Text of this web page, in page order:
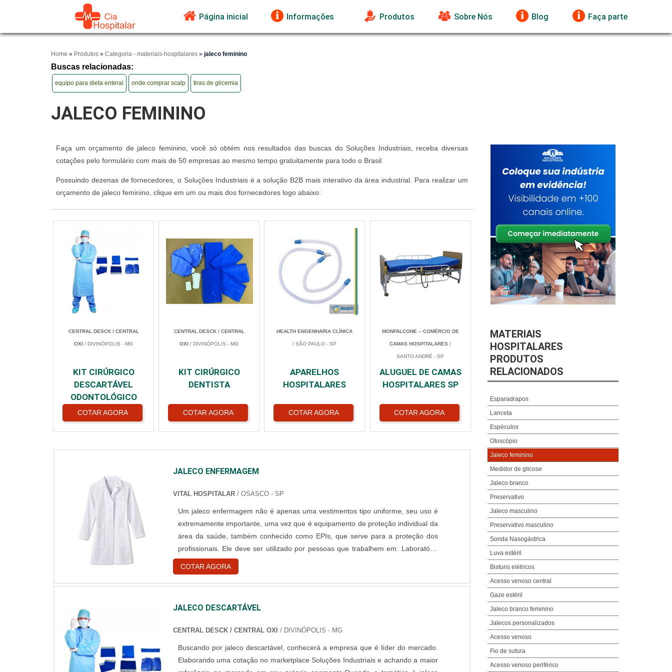
Página inicial Informações Produtos Sobre Nós Blog Faça parte
Home » Produtos » Categoria - materiais-hospitalares » jaleco feminino
Buscas relacionadas:
equipo para dieta enteral onde comprar scalp tiras de glicemia
JALECO FEMININO
Faça um orçamento de jaleco feminino, você só obtém nos resultados das buscas do Soluções Industriais, receba diversas
cotações pelo formulário com mais de 50 empresas ao mesmo tempo gratuitamente para todo o Brasil
Possuindo dezenas de fornecedores, o Soluções Industriais é a solução B2B mais interativo da área industrial. Para realizar um
orçamento de jaleco feminino, clique em um ou mais dos fornecedores logo abaixo:
CENTRAL DESCK / CENTRAL
OXI / DIVINÓPOLIS - MG
KIT CIRÚRGICO
DESCARTÁVEL
ODONTOLÓGICO
COTAR AGORA
CENTRAL DESCK / CENTRAL
OXI/ DIVINÓPOLIS - MG
KIT CIRÚRGICO
DENTISTA
COTAR AGORA
HEALTH ENGENHARIA CLÍNICA
/ SÃO PAULO - SP
APARELHOS
HOSPITALARES
COTAR AGORA
MONFALCONE – COMÉRCIO DE
CAMAS HOSPITALARES /
SANTO ANDRÉ - SP
ALUGUEL DE CAMAS
HOSPITALARES SP
COTAR AGORA
JALECO ENFERMAGEM
VITAL HOSPITALAR / OSASCO - SP
Um jaleco enfermagem não é apenas uma vestimentos tipo uniforme, seu uso é
extremamente importante, uma vez que é equipamento de proteção individual da
área da saúde, também conhecido como EPIs, que serve para a proteção dos
profissionais. Ele deve ser utilizado por pessoas que trabalhem em: Laboratório
químico; Hospitais; Clínicas Entre outros Informações do uso do jaleco Sendos
equipamentos de proteção assim como as luvas e outros pro...
COTAR AGORA
JALECO DESCARTÁVEL
CENTRAL DESCK / CENTRAL OXI / DIVINÓPOLIS - MG
Buscando por jaleco descartável, conhecerá a empresa que é líder do mercado.
Elaborando uma cotação no marketplace Soluções Industriais e achando a maior
MATERIAIS
HOSPITALARES
PRODUTOS
RELACIONADOS
Esparadrapos
Lanceta
Espéculos
Otoscópio
Jaleco feminino
Medidor de glicose
Jaleco branco
Preservativo
Jaleco masculino
Preservativo masculino
Sonda Nasogástrica
Luva estéril
Bisturis elétricos
Acesso venoso central
Gaze estéril
Jaleco branco feminino
Jalecos personalizados
Acesso venoso
Fio de sutura
Acesso venoso periférico